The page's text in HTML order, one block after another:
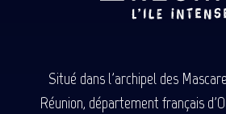
Situé dans l'archipel des
Réunion, département français